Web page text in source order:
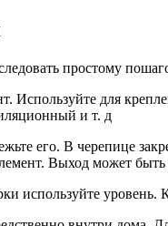
простому
для
и т. д
его. В черепице
Выход может
уровень.